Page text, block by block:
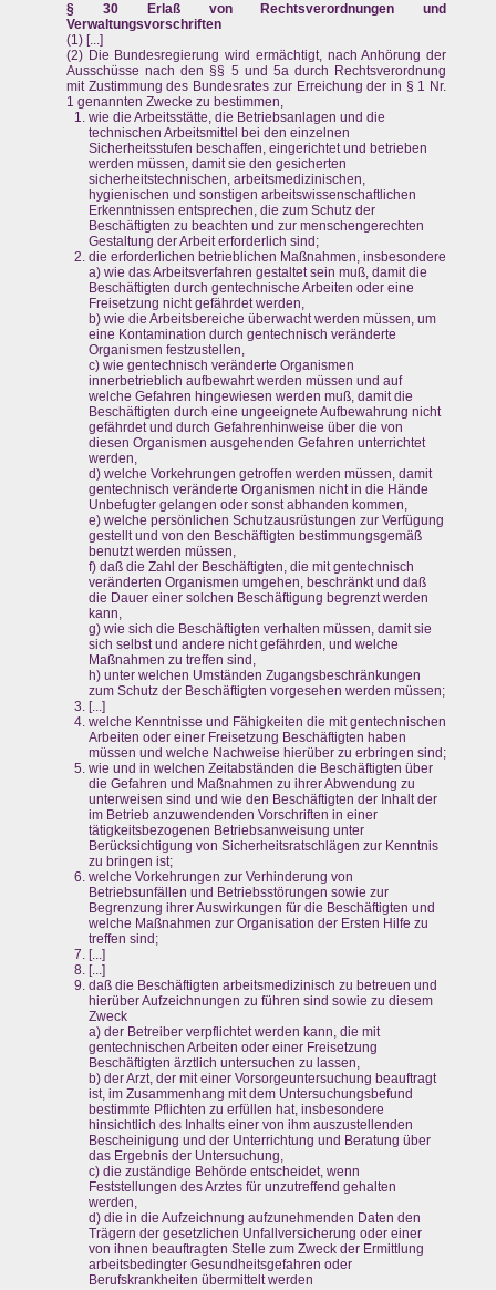
§ 30 Erlaß von Rechtsverordnungen und
Verwaltungsvorschriften
(1) [...]
(2) Die Bundesregierung wird ermächtigt, nach Anhörung der
Ausschüsse nach den §§ 5 und 5a durch Rechtsverordnung
mit Zustimmung des Bundesrates zur Erreichung der in § 1 Nr.
1 genannten Zwecke zu bestimmen,
wie die Arbeitsstätte, die Betriebsanlagen und die
technischen Arbeitsmittel bei den einzelnen
Sicherheitsstufen beschaffen, eingerichtet und betrieben
werden müssen, damit sie den gesicherten
sicherheitstechnischen, arbeitsmedizinischen,
hygienischen und sonstigen arbeitswissenschaftlichen
Erkenntnissen entsprechen, die zum Schutz der
Beschäftigten zu beachten und zur menschengerechten
Gestaltung der Arbeit erforderlich sind;
die erforderlichen betrieblichen Maßnahmen, insbesondere
a) wie das Arbeitsverfahren gestaltet sein muß, damit die
Beschäftigten durch gentechnische Arbeiten oder eine
Freisetzung nicht gefährdet werden,
b) wie die Arbeitsbereiche überwacht werden müssen, um
eine Kontamination durch gentechnisch veränderte
Organismen festzustellen,
c) wie gentechnisch veränderte Organismen
innerbetrieblich aufbewahrt werden müssen und auf
welche Gefahren hingewiesen werden muß, damit die
Beschäftigten durch eine ungeeignete Aufbewahrung nicht
gefährdet und durch Gefahrenhinweise über die von
diesen Organismen ausgehenden Gefahren unterrichtet
werden,
d) welche Vorkehrungen getroffen werden müssen, damit
gentechnisch veränderte Organismen nicht in die Hände
Unbefugter gelangen oder sonst abhanden kommen,
e) welche persönlichen Schutzausrüstungen zur Verfügung
gestellt und von den Beschäftigten bestimmungsgemäß
benutzt werden müssen,
f) daß die Zahl der Beschäftigten, die mit gentechnisch
veränderten Organismen umgehen, beschränkt und daß
die Dauer einer solchen Beschäftigung begrenzt werden
kann,
g) wie sich die Beschäftigten verhalten müssen, damit sie
sich selbst und andere nicht gefährden, und welche
Maßnahmen zu treffen sind,
h) unter welchen Umständen Zugangsbeschränkungen
zum Schutz der Beschäftigten vorgesehen werden müssen;
[...]
welche Kenntnisse und Fähigkeiten die mit gentechnischen
Arbeiten oder einer Freisetzung Beschäftigten haben
müssen und welche Nachweise hierüber zu erbringen sind;
wie und in welchen Zeitabständen die Beschäftigten über
die Gefahren und Maßnahmen zu ihrer Abwendung zu
unterweisen sind und wie den Beschäftigten der Inhalt der
im Betrieb anzuwendenden Vorschriften in einer
tätigkeitsbezogenen Betriebsanweisung unter
Berücksichtigung von Sicherheitsratschlägen zur Kenntnis
zu bringen ist;
welche Vorkehrungen zur Verhinderung von
Betriebsunfällen und Betriebsstörungen sowie zur
Begrenzung ihrer Auswirkungen für die Beschäftigten und
welche Maßnahmen zur Organisation der Ersten Hilfe zu
treffen sind;
[...]
[...]
daß die Beschäftigten arbeitsmedizinisch zu betreuen und
hierüber Aufzeichnungen zu führen sind sowie zu diesem
Zweck
a) der Betreiber verpflichtet werden kann, die mit
gentechnischen Arbeiten oder einer Freisetzung
Beschäftigten ärztlich untersuchen zu lassen,
b) der Arzt, der mit einer Vorsorgeuntersuchung beauftragt
ist, im Zusammenhang mit dem Untersuchungsbefund
bestimmte Pflichten zu erfüllen hat, insbesondere
hinsichtlich des Inhalts einer von ihm auszustellenden
Bescheinigung und der Unterrichtung und Beratung über
das Ergebnis der Untersuchung,
c) die zuständige Behörde entscheidet, wenn
Feststellungen des Arztes für unzutreffend gehalten
werden,
d) die in die Aufzeichnung aufzunehmenden Daten den
Trägern der gesetzlichen Unfallversicherung oder einer
von ihnen beauftragten Stelle zum Zweck der Ermittlung
arbeitsbedingter Gesundheitsgefahren oder
Berufskrankheiten übermittelt werden